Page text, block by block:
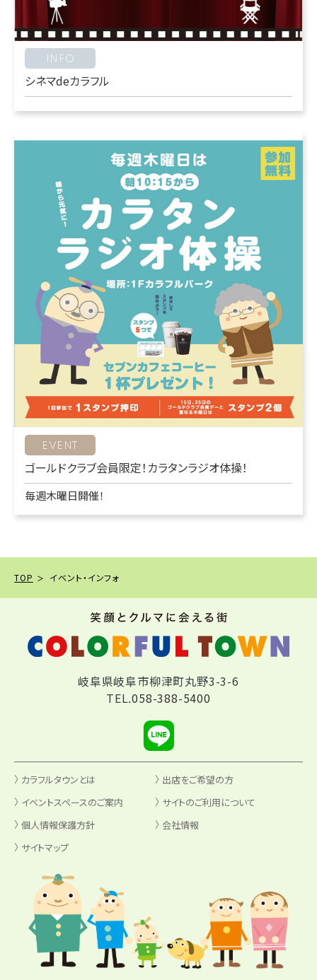
INFO
シネマdeカラフル
EVENT
ゴールドクラブ会員限定！カラタンラジオ体操！
毎週木曜日開催！
TOP イベント・インフォ
岐阜県岐阜市柳津町丸野3-3-6
TEL.058-388-5400
カラフルタウンとは
出店をご希望の方
イベントスペースのご案内
サイトのご利用について
個人情報保護方針
会社情報
サイトマップ